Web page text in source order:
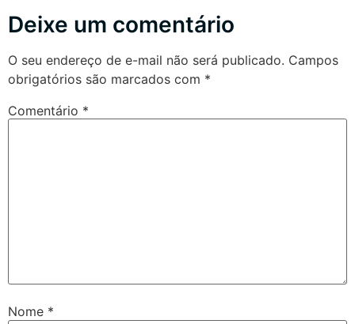
Deixe um comentário
O seu endereço de e-mail não será publicado. Campos
obrigatórios são marcados com *
Comentário *
Nome *